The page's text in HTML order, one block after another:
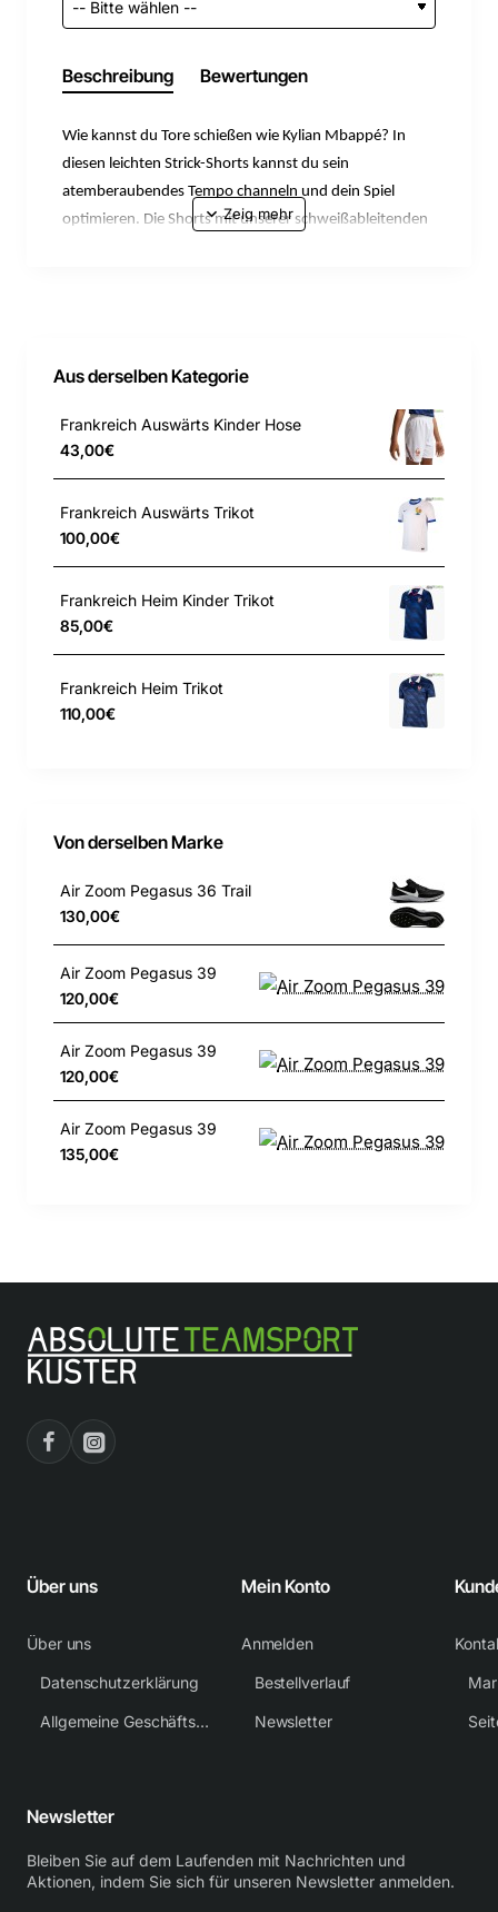
Beschreibung Bewertungen
Wie kannst du Tore schießen wie Kylian Mbappé? In
diesen leichten Strick-Shorts kannst du sein
atemberaubendes Tempo channeln und dein Spiel
optimieren. Die Shorts mit unserer schweißableitenden
wodurch er schneller verdunstet, und ermöglicht so
Ein elastischer Bund mit Kordelzug innen sorgt für eine
perfekte Passform.
Mesh-Seiteneinsätze und Mesh am Saum sorgen für
Atmungsaktivität.
Maschinenwäsche
Gezeigte Farbe: Blue Void/Blue Void/Vivid
Aus derselben Kategorie
Frankreich Auswärts Kinder Hose
43,00€
Frankreich Auswärts Trikot
100,00€
Frankreich Heim Kinder Trikot
85,00€
Frankreich Heim Trikot
110,00€
Von derselben Marke
Air Zoom Pegasus 36 Trail
130,00€
Air Zoom Pegasus 39
120,00€
Air Zoom Pegasus 39
120,00€
Air Zoom Pegasus 39
135,00€
Über uns
Über uns
Datenschutzerklärung
Allgemeine Geschäftsbedingungen
Mein Konto
Anmelden
Bestellverlauf
Newsletter
Newsletter
Bleiben Sie auf dem Laufenden mit Nachrichten und
Aktionen, indem Sie sich für unseren Newsletter anmelden.